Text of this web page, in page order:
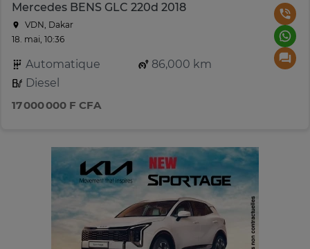
Mercedes BENS GLC 220d 2018
VDN, Dakar
18. mai, 10:36
Automatique
86,000 km
Diesel
17 000 000 F CFA